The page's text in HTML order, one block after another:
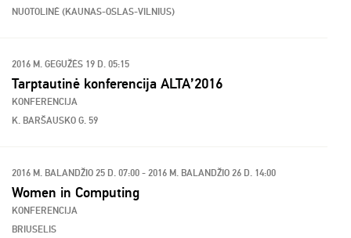
NUOTOLINĖ (KAUNAS-OSLAS-VILNIUS)
2016 M. GEGUŽĖS 19 D. 05:15
Tarptautinė konferencija ALTA’2016
KONFERENCIJA
K. BARŠAUSKO G. 59
2016 M. BALANDŽIO 25 D. 07:00 - 2016 M. BALANDŽIO 26 D. 14:00
Women in Computing
KONFERENCIJA
BRIUSELIS